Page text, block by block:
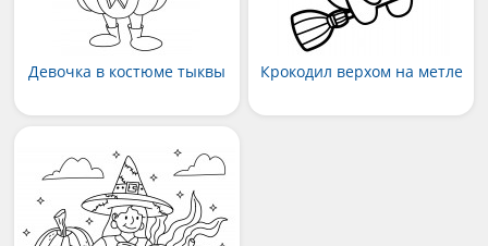
Девочка в костюме тыквы Крокодил верхом на метле